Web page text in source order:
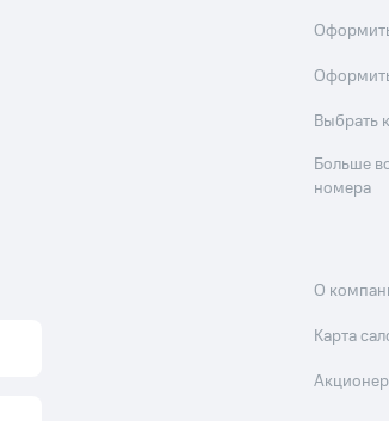
Выбрать
Больше
номера
О
Карта